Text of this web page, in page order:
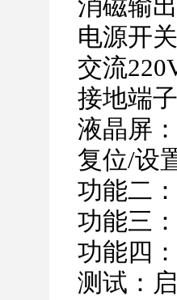
消磁输
电源开
交流
接地端
液晶屏
复位/设
功能二
功能三
功能四
测试：